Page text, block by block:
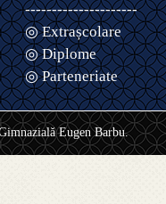
---------------------
◎ Extrașcolare
◎ Diplome
◎ Parteneriate
Eugen Barbu.